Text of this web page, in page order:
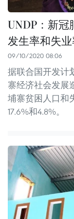
UNDP：新冠
发生率和失
09/10/2020 08:06
据联合国开发计
寨经济社会发展
埔寨贫困人口和
17.6%和4.8%。